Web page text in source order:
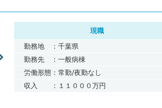
現職
勤務地 ：千葉県
勤務先 ：一般病棟
労働形態：常勤/夜勤なし
収入 ：１１０００万円